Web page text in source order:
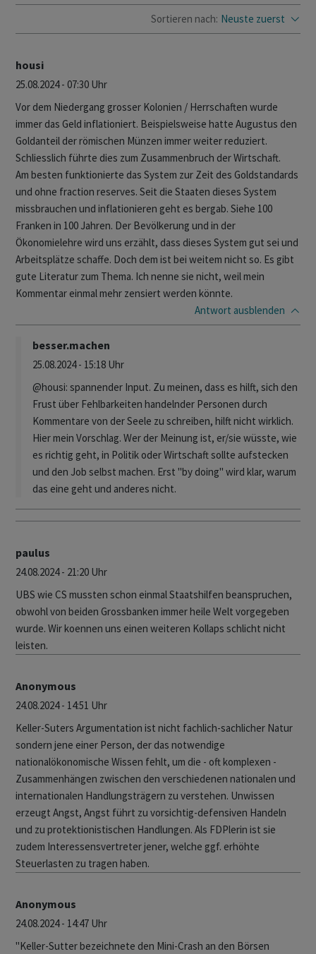
Sortieren nach: Neuste zuerst
housi
25.08.2024 - 07:30 Uhr
Vor dem Niedergang grosser Kolonien / Herrschaften wurde
immer das Geld inflationiert. Beispielsweise hatte Augustus den
Goldanteil der römischen Münzen immer weiter reduziert.
Schliesslich führte dies zum Zusammenbruch der Wirtschaft.
Am besten funktionierte das System zur Zeit des Goldstandards
und ohne fraction reserves. Seit die Staaten dieses System
missbrauchen und inflationieren geht es bergab. Siehe 100
Franken in 100 Jahren. Der Bevölkerung und in der
Ökonomielehre wird uns erzählt, dass dieses System gut sei und
Arbeitsplätze schaffe. Doch dem ist bei weitem nicht so. Es gibt
gute Literatur zum Thema. Ich nenne sie nicht, weil mein
Kommentar einmal mehr zensiert werden könnte.
Antwort ausblenden
besser.machen
25.08.2024 - 15:18 Uhr
@housi: spannender Input. Zu meinen, dass es hilft, sich den
Frust über Fehlbarkeiten handelnder Personen durch
Kommentare von der Seele zu schreiben, hilft nicht wirklich.
Hier mein Vorschlag. Wer der Meinung ist, er/sie wüsste, wie
es richtig geht, in Politik oder Wirtschaft sollte aufstecken
und den Job selbst machen. Erst "by doing" wird klar, warum
das eine geht und anderes nicht.
paulus
24.08.2024 - 21:20 Uhr
UBS wie CS mussten schon einmal Staatshilfen beanspruchen,
obwohl von beiden Grossbanken immer heile Welt vorgegeben
wurde. Wir koennen uns einen weiteren Kollaps schlicht nicht
leisten.
Anonymous
24.08.2024 - 14:51 Uhr
Keller-Suters Argumentation ist nicht fachlich-sachlicher Natur
sondern jene einer Person, der das notwendige
nationalökonomische Wissen fehlt, um die - oft komplexen -
Zusammenhängen zwischen den verschiedenen nationalen und
internationalen Handlungsträgern zu verstehen. Unwissen
erzeugt Angst, Angst führt zu vorsichtig-defensiven Handeln
und zu protektionistischen Handlungen. Als FDPlerin ist sie
zudem Interessensvertreter jener, welche ggf. erhöhte
Steuerlasten zu tragen haben.
Anonymous
24.08.2024 - 14:47 Uhr
"Keller-Sutter bezeichnete den Mini-Crash an den Börsen